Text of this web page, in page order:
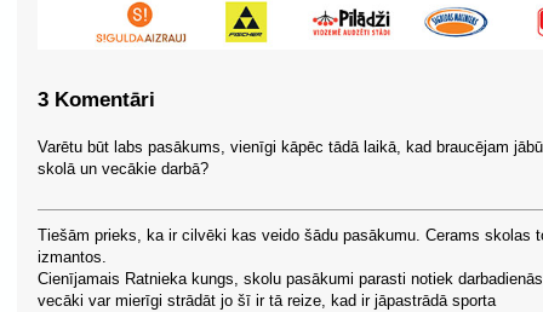
3 Komentāri
Varētu būt labs pasākums, vienīgi kāpēc tādā laikā, kad braucējam
skolā un vecākie darbā?
Tiešām prieks, ka ir cilvēki kas veido šādu pasākumu. Cerams skolas
izmantos.
Cienījamais Ratnieka kungs, skolu pasākumi parasti notiek
vecāki var mierīgi strādāt jo šī ir tā reize, kad ir jāpastrādā sporta